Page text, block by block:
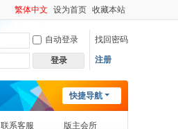
繁体中文 设为首页 收藏本站
自动登录 找回密码
登录 注册
快捷导航
联系客服
版主会所